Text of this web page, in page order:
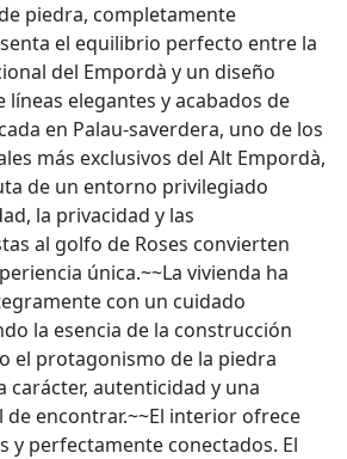
piedra, completamente
el equilibrio perfecto entre la
del Empordà y un diseño
elegantes y acabados de
en Palau-saverdera, uno de los
más exclusivos del Alt Empordà,
de un entorno privilegiado
la privacidad y las
al golfo de Roses convierten
única.~~La vivienda ha
con un cuidado
la esencia de la construcción
el protagonismo de la piedra
carácter, autenticidad y una
encontrar.~~El interior ofrece
y perfectamente conectados. El